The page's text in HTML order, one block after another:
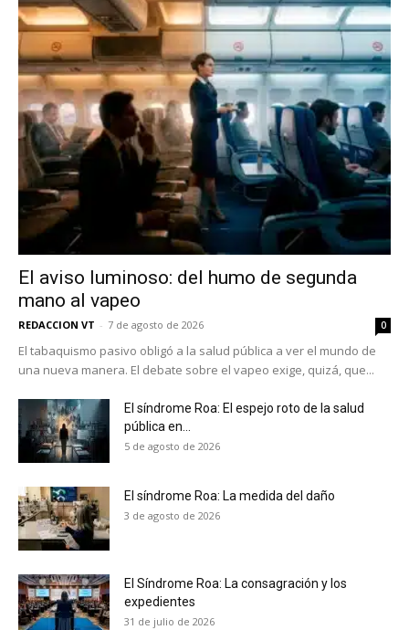
El aviso luminoso: del humo de segunda
mano al vapeo
REDACCION VT - 7 de agosto de 2026 0
El tabaquismo pasivo obligó a la salud pública a ver el mundo de
una nueva manera. El debate sobre el vapeo exige, quizá, que...
El síndrome Roa: El espejo roto de la salud
pública en...
5 de agosto de 2026
El síndrome Roa: La medida del daño
3 de agosto de 2026
El Síndrome Roa: La consagración y los
expedientes
31 de julio de 2026